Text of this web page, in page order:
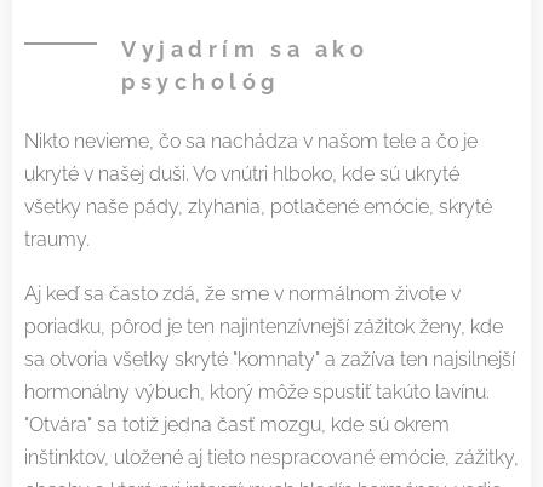
Vyjadrím sa ako
psychológ
Nikto nevieme, čo sa nachádza v našom tele a čo je
ukryté v našej duši. Vo vnútri hlboko, kde sú ukryté
všetky naše pády, zlyhania, potlačené emócie, skryté
traumy.
Aj keď sa často zdá, že sme v normálnom živote v
poriadku, pôrod je ten najintenzívnejší zážitok ženy, kde
sa otvoria všetky skryté "komnaty" a zažíva ten najsilnejší
hormonálny výbuch, ktorý môže spustiť takúto lavínu.
"Otvára" sa totiž jedna časť mozgu, kde sú okrem
inštinktov, uložené aj tieto nespracované emócie, zážitky,